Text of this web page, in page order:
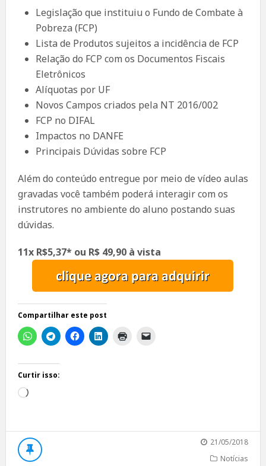
Legislação que instituiu o Fundo de Combate à
Pobreza (FCP)
Lista de Produtos sujeitos a incidência de FCP
Relação do FCP com os Documentos Fiscais
Eletrônicos
Alíquotas por UF
Novos Campos criados pela NT 2016/002
FCP no DIFAL
Impactos no DANFE
Principais Dúvidas sobre FCP
Além do conteúdo entregue por meio de vídeo aulas
gravadas você também poderá interagir com os
instrutores no ambiente do aluno postando suas
dúvidas.
11x R$5,37* ou R$ 49,90 à vista
Compartilhar este post
Curtir isso:
Carregando...
21/05/2018
Notícias